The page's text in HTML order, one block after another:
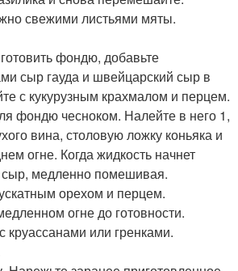
свежими листьями мяты.
фондю, добавьте
сыр гауда и швейцарский сыр в
с кукурузным крахмалом и перцем.
фондю чесноком. Налейте в него 1,
вина, столовую ложку коньяка и
огне. Когда жидкость начнет
сыр, медленно помешивая.
орехом и перцем.
огне до готовности.
или гренками.